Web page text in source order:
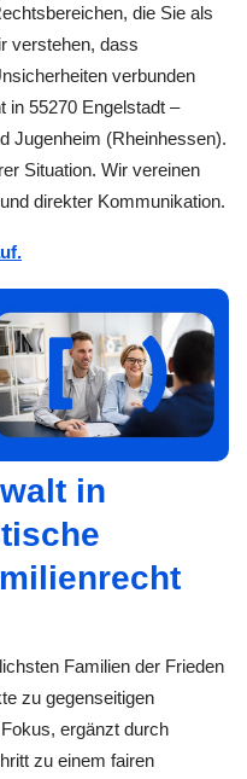
die Sie als
verstehen, dass
verbunden
in 55270 Engelstadt –
Jugenheim (Rheinhessen).
Situation. Wir vereinen
direkter Kommunikation.
in
Familien der Frieden
zu gegenseitigen
ergänzt durch
zu einem fairen